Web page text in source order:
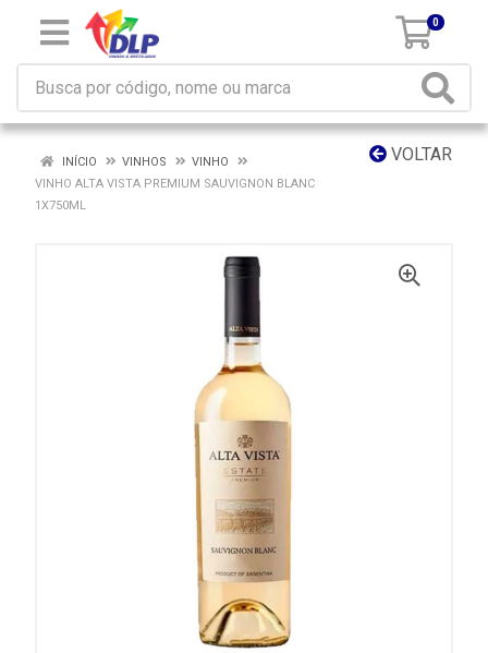
0
VOLTAR
INÍCIO VINHOS
VINHO
VINHO ALTA VISTA PREMIUM SAUVIGNON BLANC
1X750ML